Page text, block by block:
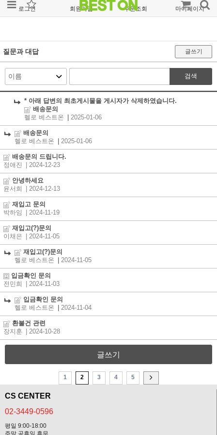
로그인 회원가입 주문조회 마이페이지
질문과 대답 글쓰기
검색
* 아래 답변의 최초게시물을 게시자가 삭제하였습니다.
배송문의
헬로 베스트온
2025-01-06
배송문의
헬로 베스트온
2025-01-06
배송문의 드립니다.
정애진
| 2024-12-23
안녕하세요
윤서희
| 2024-12-13
재입고 문의
박하임
| 2024-11-19
재입고(?)문의
이채은
| 2024-11-05
재입고(?)문의
헬로 베스트온
2024-11-05
입금확인 문의
전민희
| 2024-11-03
입금확인 문의
헬로 베스트온
2024-11-04
환불건 관련
장지훈
| 2024-10-28
글쓰기
1 2 3 4 5
CS CENTER
02-3449-0596
평일 9:00-18:00
주말,공휴일 휴무